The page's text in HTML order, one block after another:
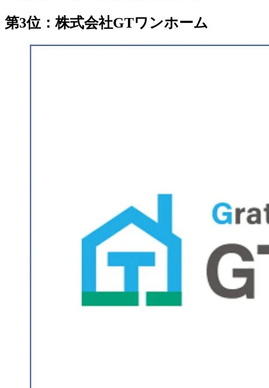
第3位：株式会社GTワンホーム